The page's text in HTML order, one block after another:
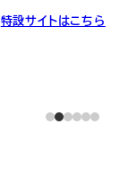
特設サイトはこちら